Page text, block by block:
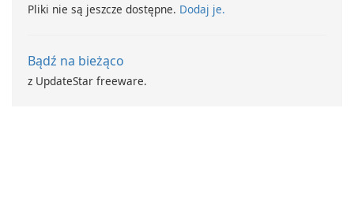
Pliki nie są jeszcze dostępne. Dodaj je.
Bądź na bieżąco
z UpdateStar freeware.